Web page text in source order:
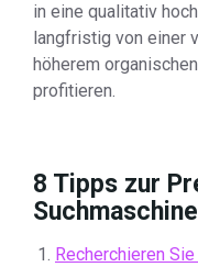
in eine qualitativ
langfristig von einer
höherem
profitieren.
8 Tipps zur
Recherchieren